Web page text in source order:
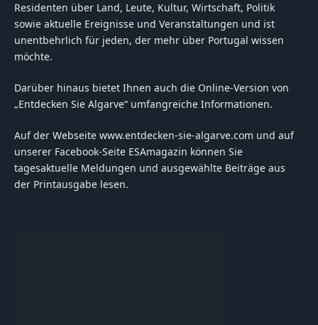
Residenten über Land, Leute, Kultur, Wirtschaft, Politik
sowie aktuelle Ereignisse und Veranstaltungen und ist
unentbehrlich für jeden, der mehr über Portugal wissen
möchte.
Darüber hinaus bietet Ihnen auch die Online-Version von
„Entdecken Sie Algarve“ umfangreiche Informationen.
Auf der Webseite www.entdecken-sie-algarve.com und auf
unserer Facebook-Seite ESAmagazin können Sie
tagesaktuelle Meldungen und ausgewählte Beiträge aus
der Printausgabe lesen.